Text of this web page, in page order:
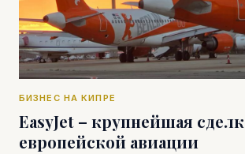
БИЗНЕС НА КИПРЕ
EasyJet – крупнейшая
европейской авиации